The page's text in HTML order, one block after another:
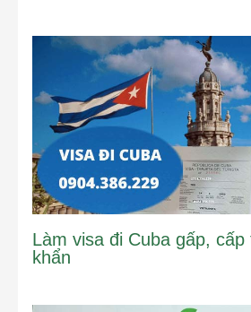
Làm visa đi Cuba gấp, cấp
khẩn